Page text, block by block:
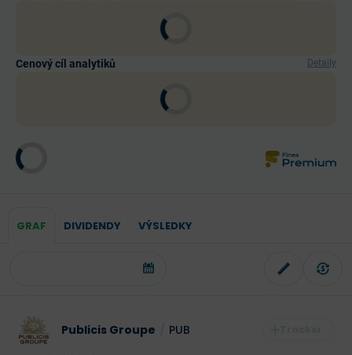
Cenový cíl analytiků Detaily
GRAF DIVIDENDY VÝSLEDKY
Publicis Groupe PUB